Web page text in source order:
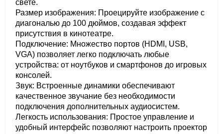
свете.
Размер изображения: Проецируйте изображение с
диагональю до 100 дюймов, создавая эффект
присутствия в кинотеатре.
Подключение: Множество портов (HDMI, USB,
VGA) позволяет легко подключать любые
устройства: от ноутбуков и смартфонов до игровых
консолей.
Звук: Встроенные динамики обеспечивают
качественное звучание без необходимости
подключения дополнительных аудиосистем.
Легкость использования: Простое управление и
удобный интерфейс позволяют настроить проектор